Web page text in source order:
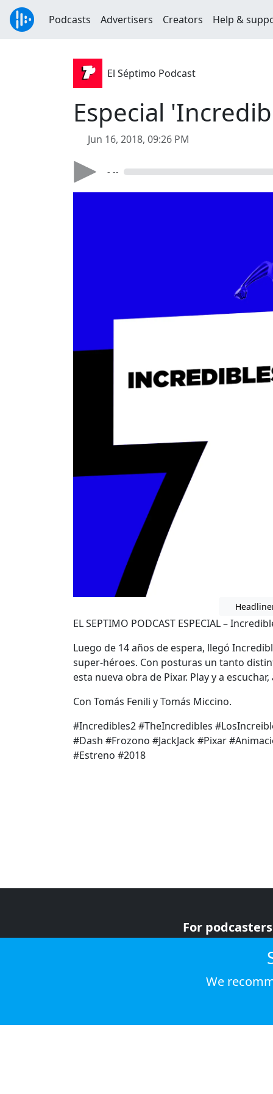
Podcasts Advertisers Creators Help &
El Séptimo Podcast
Especial
Jun 16, 2018, 09:26 PM
- --
EL SEPTIMO PODCAST ESPECIAL –
Luego de 14 años de espera, llegó
super-héroes. Con posturas un tanto
esta nueva obra de Pixar. Play y a escuchar,
Con Tomás Fenili y Tomás Miccino.
#Incredibles2 #TheIncredibles
#Dash #Frozono #JackJack #Pixar
#Estreno #2018
For podcasters
We